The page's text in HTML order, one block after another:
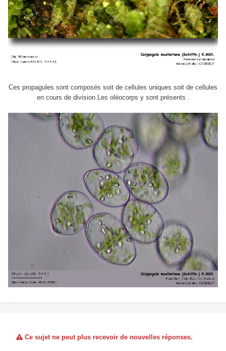
Ces propagules sont composés soit de cellules uniques soit de cellules
en cours de division.Les oléocorps y sont présents .
Ce sujet ne peut plus recevoir de nouvelles réponses.